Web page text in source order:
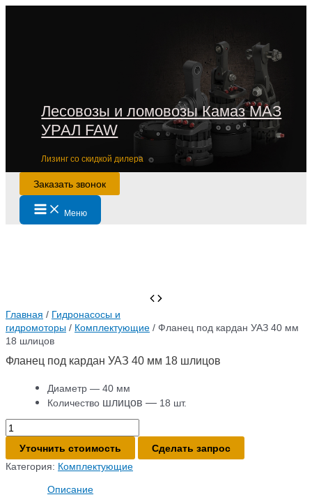
Лесовозы и ломовозы Камаз МАЗ
УРАЛ FAW
Лизинг со скидкой дилера
Заказать звонок
Main
Menu Меню
Главная / Гидронасосы и
гидромоторы / Комплектующие / Фланец под кардан УАЗ 40 мм
18 шлицов
Фланец под кардан УАЗ 40 мм 18 шлицов
Диаметр — 40 мм
Количество шлицов — 18 шт.
Количество
товара
Фланец
под
Уточнить стоимость
Сделать запрос
Категория: Комплектующие
Описание